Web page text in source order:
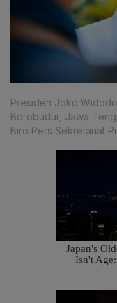
Presiden Joko
Borobudur, Jawa
Biro Pers Sekretariat